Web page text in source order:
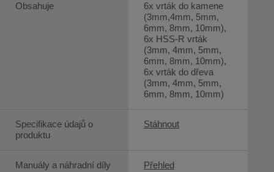
Obsahuje
Specifikace údajů o
produktu
Manuály a náhradní díly
6x vrták do kamene
(3mm,4mm, 5mm,
6mm, 8mm, 10mm),
6x HSS-R vrták
(3mm, 4mm, 5mm,
6mm, 8mm, 10mm),
6x vrták do dřeva
(3mm, 4mm, 5mm,
6mm, 8mm, 10mm)
Stáhnout
Přehled